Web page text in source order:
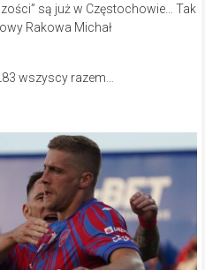
są już w Częstochowie… Tak
Rakowa Michał
wszyscy razem…